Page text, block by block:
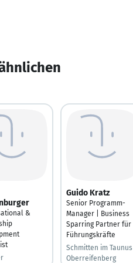
&
Guido Kratz
Senior Programm-
Manager | Business
Sparring Partner für
Führungskräfte
Schmitten im
Oberreifenberg